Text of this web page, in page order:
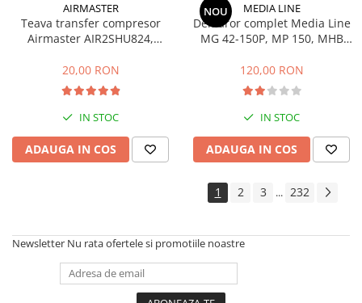
Masini de sapat santuri (Trenchere)
Foreze pentru subtraversari
Tubulatura evacuare deseuri
Parapeti rutieri
Arzatoare izolatii cu gaz
Scule si unelte
Scule electrice
Fierastraie electrice
Masini de frezat
Masini de gaurit si insurubat
AIRMASTER
Teava transfer compresor
Airmaster AIR2SHU824,
20,00 RON
IN STOC
ADAUGA IN COS
NOU MEDIA LINE
Demaror complet Media Line
MG 42-150P, MP 150, MHB
120,00 RON
IN STOC
ADAUGA IN COS
1 2 3 ... 232
Newsletter Nu rata ofertele si promotiile noastre